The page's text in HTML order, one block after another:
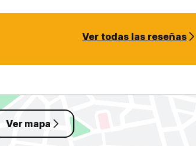
Ver todas las reseñas
Ver mapa